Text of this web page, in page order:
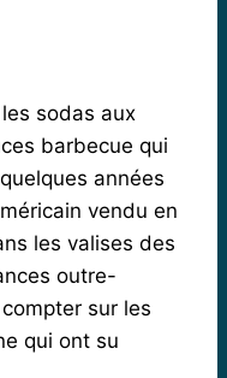
sodas aux
barbecue qui
années
vendu en
les valises des
outre-
sur les
qui ont su